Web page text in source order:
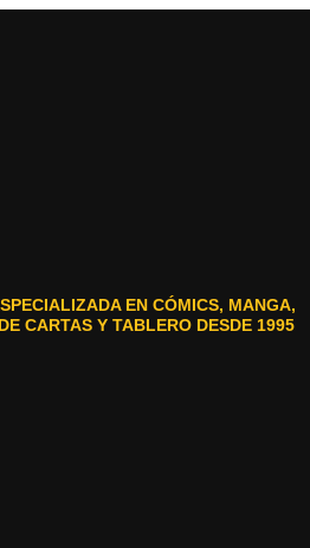
EN CÓMICS, MANGA,
CARTAS Y TABLERO DESDE 1995